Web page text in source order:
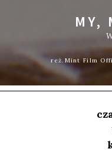
MY,
reż.Mint Film